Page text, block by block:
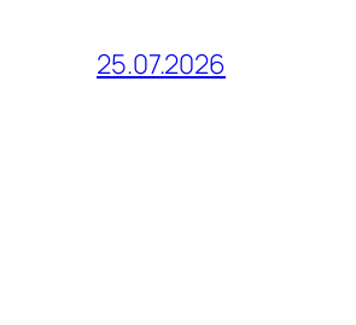
25.07.2026